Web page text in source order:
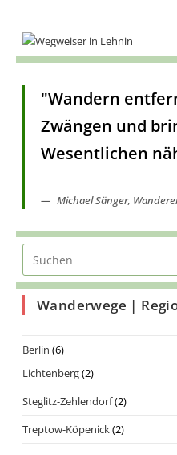
"Wandern
Zwängen und
Wesentlichen
Michael Sänger,
Wanderwege |
Berlin (6)
Lichtenberg(2)
Steglitz-Zehlendorf(2)
Treptow-Köpenick(2)